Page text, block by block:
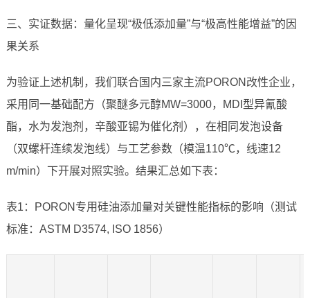
三、实证数据：量化呈现“极低添加量”与“极高性能增益”的因
果关系
为验证上述机制，我们联合国内三家主流PORON改性企业，
采用同一基础配方（聚醚多元醇MW=3000，MDI型异氰酸
酯，水为发泡剂，辛酸亚锡为催化剂），在相同发泡设备
（双螺杆连续发泡线）与工艺参数（模温110℃，线速12
m/min）下开展对照实验。结果汇总如下表：
表1：PORON专用硅油添加量对关键性能指标的影响（测试
标准：ASTM D3574, ISO 1856）